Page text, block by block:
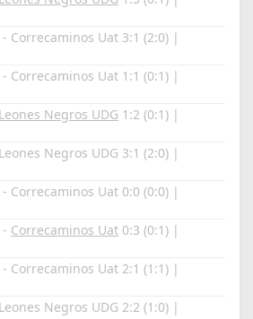
- Correcaminos Uat 3:1 (2:0) |
Correcaminos Uat 1:1 (0:1) |
Leones Negros UDG 1:2 (0:1) |
Negros UDG 3:1 (2:0) |
Correcaminos Uat 0:0 (0:0) |
Correcaminos Uat 0:3 (0:1) |
- Correcaminos Uat 2:1 (1:1) |
Negros UDG 2:2 (1:0) |